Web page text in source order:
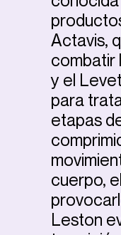
Actavis,
combatir
y el
para
etapas
cuerpo,
Leston